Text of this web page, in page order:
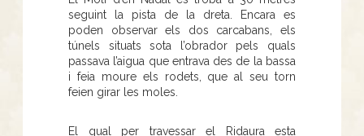
seguint la pista de la dreta. Encara es
poden observar els dos carcabans, els
túnels situats sota l’obrador pels quals
passava l’aigua que entrava des de la bassa
i feia moure els rodets, que al seu torn
feien girar les moles.
El gual per travessar el Ridaura esta